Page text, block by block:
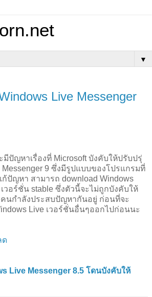
▼
Live Messenger
ปัญหาเรื่องที่ Microsoft บังคับให้ปรับปรุ่
Messenger 9 ซึ่งมีรูปแบบของโปรแกรมที่
ปัญหา สามารถ download Windows
เวอร์ชั่น stable ซึ่งตัวนี้จะไม่ถูกบังคับให้
นกำลังประสบปัญหากันอยู่ ก่อนที่จะ
Live เวอร์ชั่นอื่นๆออกไปก่อนนะ
ด
Live Messenger 8.5 โดนบังคับให้